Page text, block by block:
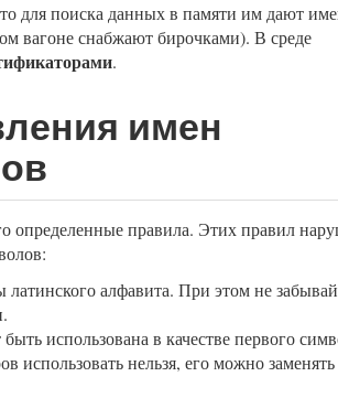
для поиска данных в памяти им дают
вагоне снабжают бирочками). В среде
.
имен
определенные правила. Этих правил
алфавита. При этом не
использована в качестве первого
использовать нельзя, его можно